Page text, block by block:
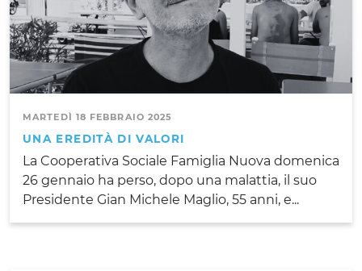
MARTEDÌ 18 FEBBRAIO 2025
UNA EREDITÀ DI VALORI
La Cooperativa Sociale Famiglia Nuova domenica
26 gennaio ha perso, dopo una malattia, il suo
Presidente Gian Michele Maglio, 55 anni, e...